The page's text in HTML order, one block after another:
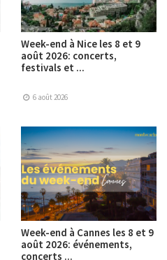
Week-end à Nice les 8 et 9
août 2026: concerts,
festivals et ...
6 août 2026
Week-end à Cannes les 8 et 9
août 2026: événements,
concerts ...